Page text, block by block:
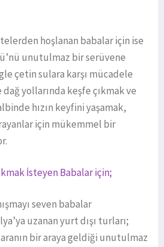
hoşlanan babalar için ise
unutulmaz bir serüvene
çetin sulara karşı mücadele
yollarında keşfe çıkmak ve
hızın keyfini yaşamak,
için mükemmel bir
İsteyen Babalar için;
seven babalar
uzanan yurt dışı turları;
bir araya geldiği unutulmaz